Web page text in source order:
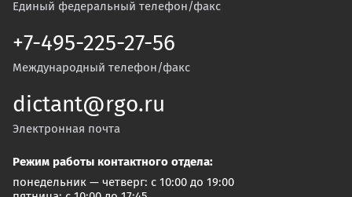
Единый федеральный телефон/факс
+7-495-225-27-56
Международный телефон/факс
dictant@rgo.ru
Электронная почта
Режим работы контактного отдела:
понедельник — четверг: с 10:00 до 19:00